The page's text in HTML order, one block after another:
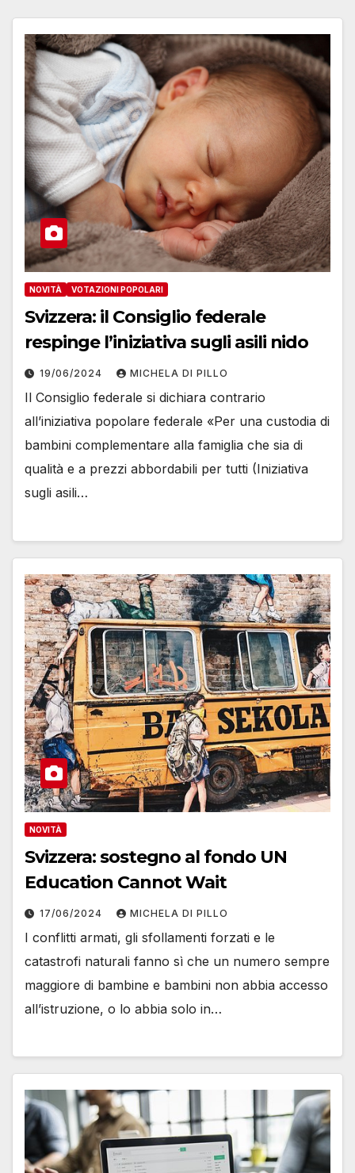
NOVITÀ VOTAZIONI POPOLARI
Svizzera: il Consiglio federale
respinge l’iniziativa sugli asili nido
19/06/2024 MICHELA DI PILLO
Il Consiglio federale si dichiara contrario
all’iniziativa popolare federale «Per una custodia di
bambini complementare alla famiglia che sia di
qualità e a prezzi abbordabili per tutti (Iniziativa
sugli asili…
NOVITÀ
Svizzera: sostegno al fondo UN
Education Cannot Wait
17/06/2024 MICHELA DI PILLO
I conflitti armati, gli sfollamenti forzati e le
catastrofi naturali fanno sì che un numero sempre
maggiore di bambine e bambini non abbia accesso
all’istruzione, o lo abbia solo in…